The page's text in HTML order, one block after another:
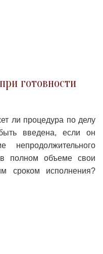
готовности
ли процедура по делу
введена, если он
непродолжительного
полном объеме свои
сроком исполнения?